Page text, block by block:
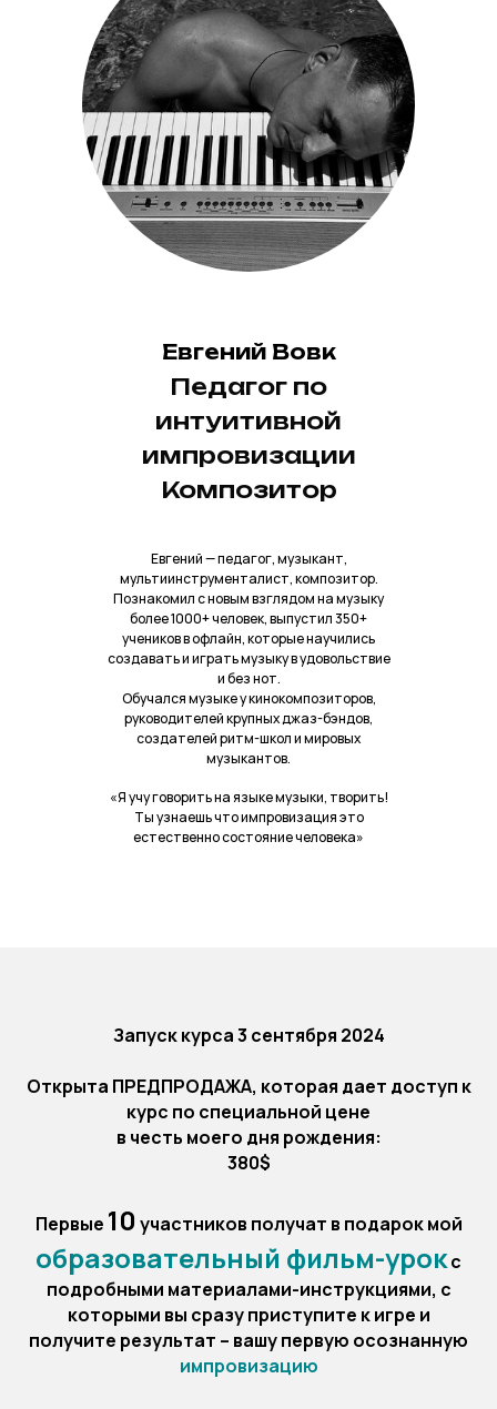
Евгений Вовк
Педагог по
интуитивной
импровизации
Композитор
Евгений — педагог, музыкант,
мультиинструменталист, композитор.
Познакомил с новым взглядом на музыку
более 1000+ человек, выпустил 350+
учеников в офлайн, которые научились
создавать и играть музыку в удовольствие
и без нот.
Обучался музыке у кинокомпозиторов,
руководителей крупных джаз-бэндов,
создателей ритм-школ и мировых
музыкантов.
«Я учу говорить на языке музыки, творить!
Ты узнаешь что импровизация это
естественно состояние человека»
Запуск курса 3 сентября 2024
Открыта ПРЕДПРОДАЖА, которая дает доступ к
курс по специальной цене
в честь моего дня рождения:
380$
Первые 10 участников получат в подарок мой
образовательный фильм-урокс
подробными материалами-инструкциями, с
которыми вы сразу приступите к игре и
получите результат – вашу первую осознанную
импровизацию